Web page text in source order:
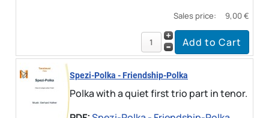
Sales price: 9,00 €
Spezi-Polka - Friendship-Polka
Polka with a quiet first trio part in tenor.